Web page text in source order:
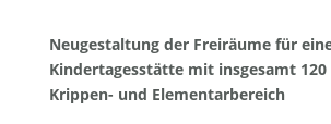
Neugestaltung der Freiräume für
Kindertagesstätte mit insgesamt 120
Krippen- und Elemen­tarbereich